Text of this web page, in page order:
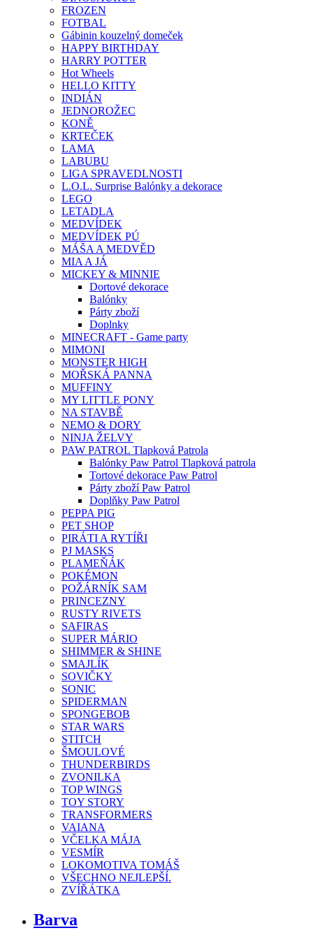
FROZEN
FOTBAL
Gábinin kouzelný domeček
HAPPY BIRTHDAY
HARRY POTTER
Hot Wheels
HELLO KITTY
INDIÁN
JEDNOROŽEC
KONĚ
KRTEČEK
LAMA
LABUBU
LIGA SPRAVEDLNOSTI
L.O.L. Surprise Balónky a dekorace
LEGO
LETADLA
MEDVÍDEK
MEDVÍDEK PÚ
MÁŠA A MEDVĚD
MIA A JÁ
MICKEY & MINNIE
Dortové dekorace
Balónky
Párty zboží
Doplnky
MINECRAFT - Game party
MIMONI
MONSTER HIGH
MOŘSKÁ PANNA
MUFFINY
MY LITTLE PONY
NA STAVBĚ
NEMO & DORY
NINJA ŽELVY
PAW PATROL Tlapková Patrola
Balónky Paw Patrol Tlapková patrola
Tortové dekorace Paw Patrol
Párty zboží Paw Patrol
Doplňky Paw Patrol
PEPPA PIG
PET SHOP
PIRÁTI A RYTÍŘI
PJ MASKS
PLAMEŇÁK
POKÉMON
POŽÁRNÍK SAM
PRINCEZNY
RUSTY RIVETS
SAFIRAS
SUPER MÁRIO
SHIMMER & SHINE
SMAJLÍK
SOVIČKY
SONIC
SPIDERMAN
SPONGEBOB
STAR WARS
STITCH
ŠMOULOVÉ
THUNDERBIRDS
ZVONILKA
TOP WINGS
TOY STORY
TRANSFORMERS
VAIANA
VČELKA MÁJA
VESMÍR
LOKOMOTIVA TOMÁŠ
VŠECHNO NEJLEPŠÍ.
ZVÍŘÁTKA
Barva